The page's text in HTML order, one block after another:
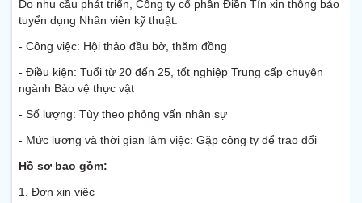
Do nhu cầu phát triển, Công ty cổ phần Điền Tín xin thông báo
tuyển dụng Nhân viên kỹ thuật.
- Công việc: Hội thảo đầu bờ, thăm đồng
- Điều kiện: Tuổi từ 20 đến 25, tốt nghiệp Trung cấp chuyên
ngành Bảo vệ thực vật
- Số lượng: Tùy theo phỏng vấn nhân sự
- Mức lương và thời gian làm việc: Gặp công ty để trao đổi
Hồ sơ bao gồm:
1. Đơn xin việc